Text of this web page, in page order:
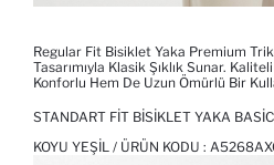
Regular Fit Bisiklet Yaka Premium
Tasarımıyla Klasik Şıklık Sunar.
Konforlu Hem De Uzun Ömürlü Bir
STANDART FIT BISIKLET YAKA
KOYU YEŞIL / ÜRÜN KODU :